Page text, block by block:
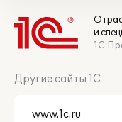
и
Другие сайты 1С